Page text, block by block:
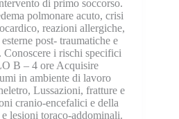
di primo soccorso.
polmonare acuto, crisi
reazioni allergiche,
post- traumatiche e
Conoscere i rischi specifici
B – 4 ore Acquisire
in ambiente di lavoro
Lussazioni, fratture e
cranio-encefalici e della
lesioni toraco-addominali.